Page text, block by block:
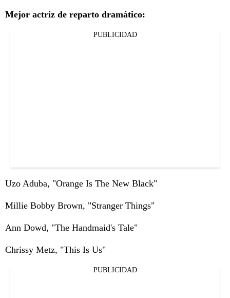
Mejor actriz de reparto dramático:
PUBLICIDAD
Uzo Aduba, "Orange Is The New Black"
Millie Bobby Brown, "Stranger Things"
Ann Dowd, "The Handmaid's Tale"
Chrissy Metz, "This Is Us"
PUBLICIDAD